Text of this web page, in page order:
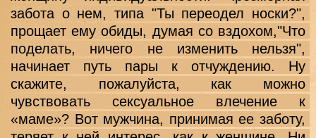
забота о нем, типа "Ты переодел носки?",
прощает ему обиды, думая со вздохом,"Что
поделать, ничего не изменить нельзя",
начинает путь пары к отчуждению. Ну
скажите, пожалуйста, как можно
чувствовать сексуальное влечение к
«маме»? Вот мужчина, принимая ее заботу,